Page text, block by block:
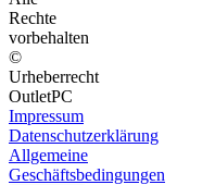
Rechte
vorbehalten
©
Urheberrecht
OutletPC
Impressum
Datenschutzerklärung
Allgemeine
Geschäftsbedingungen